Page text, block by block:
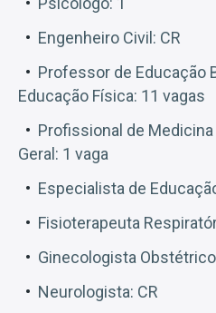
Engenheiro Civil: CR
Professor de Educação
Educação Física: 11 vagas
Profissional de
Geral: 1 vaga
Especialista de
Fisioterapeuta
Ginecologista
Neurologista: CR